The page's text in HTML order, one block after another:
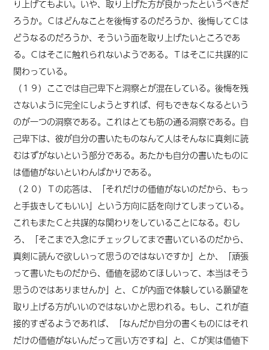
り上げてもよい。いや、取り上げた方が良かったというべきだ
ろうか。Ｃはどんなことを後悔するのだろうか、後悔してＣは
どうなるのだろうか、そういう面を取り上げたいところであ
る。Ｃはそこに触れられないようである。Ｔはそこに共謀的に
関わっている。
（１９）ここでは自己卑下と洞察とが混在している。後悔を残
さないように完全にしようとすれば、何もできなくなるという
のが一つの洞察である。これはとても筋の通る洞察である。自
己卑下は、彼が自分の書いたものなんて人はそんなに真剣に読
むはずがないという部分である。あたかも自分の書いたものに
は価値がないといわんばかりである。
（２０）Ｔの応答は、「それだけの価値がないのだから、もっ
と手抜きしてもいい」という方向に話を向けてしまっている。
これもまたＣと共謀的な関わりをしていることになる。むし
ろ、「そこまで入念にチェックしてまで書いているのだから、
真剣に読んで欲しいって思うのではないですか」とか、「頑張
って書いたものだから、価値を認めてほしいって、本当はそう
思うのではありませんか」と、Ｃが内面で体験している願望を
取り上げる方がいいのではないかと思われる。もし、これが直
接的すぎるようであれば、「なんだか自分の書くものにはそれ
だけの価値がないんだって言い方ですね」と、Ｃが実は価値下